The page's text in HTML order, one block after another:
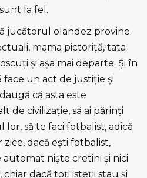
la fel.
jucătorul olandez provine
mama pictoriţă, tata
şi aşa mai departe. Şi în
un act de justiţie şi
că asta este
de civilizaţie, să ai părinţi
să te faci fotbalist, adică
zice, dacă eşti fotbalist,
nişte cretini şi nici
dacă toţi isteţii stau şi